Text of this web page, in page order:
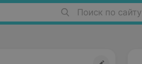
Поиск по сайту